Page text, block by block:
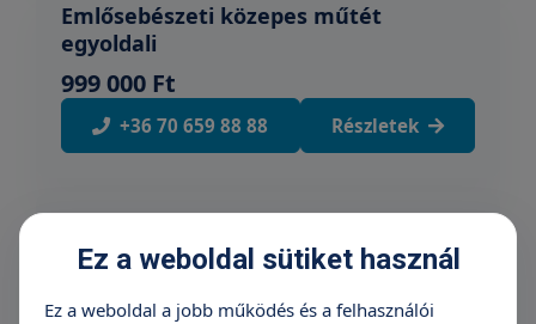
Emlősebészeti közepes műtét
egyoldali
999 000 Ft
+36 70 659 88 88 Részletek
kétoldali
1 349 000 Ft
Ez a weboldal sütiket használ
Ez a weboldal a jobb működés és a felhasználói